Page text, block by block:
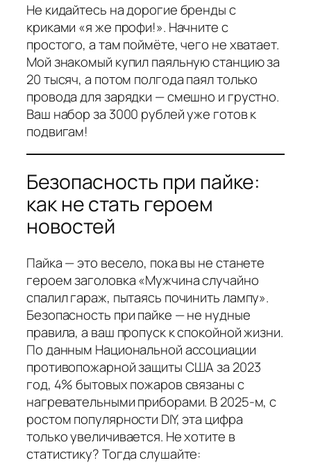
Не кидайтесь на дорогие бренды с
криками «я же профи!». Начните с
простого, а там поймёте, чего не хватает.
Мой знакомый купил паяльную станцию за
20 тысяч, а потом полгода паял только
провода для зарядки — смешно и грустно.
Ваш набор за 3000 рублей уже готов к
подвигам!
Безопасность при пайке:
как не стать героем
новостей
Пайка — это весело, пока вы не станете
героем заголовка «Мужчина случайно
спалил гараж, пытаясь починить лампу».
Безопасность при пайке — не нудные
правила, а ваш пропуск к спокойной жизни.
По данным Национальной ассоциации
противопожарной защиты США за 2023
год, 4% бытовых пожаров связаны с
нагревательными приборами. В 2025-м, с
ростом популярности DIY, эта цифра
только увеличивается. Не хотите в
статистику? Тогда слушайте: